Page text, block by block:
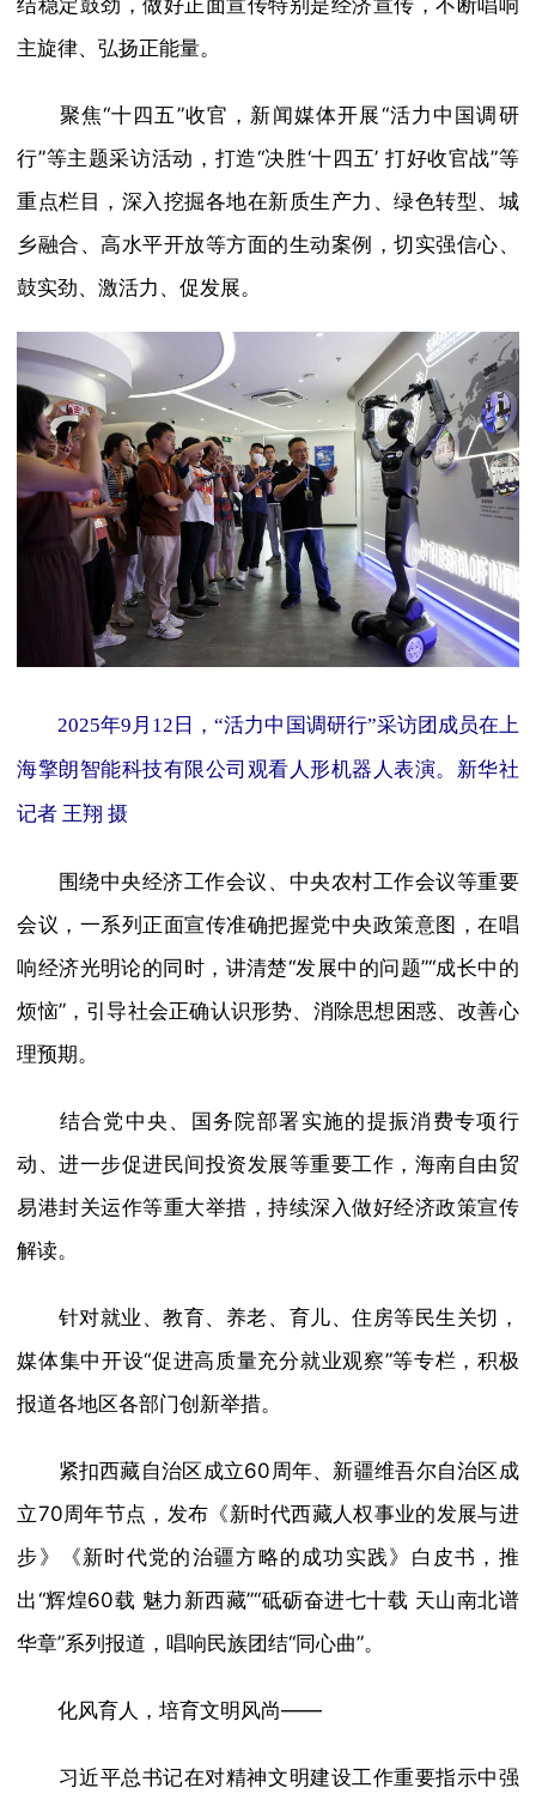
结稳定鼓劲，做好正面宣传特别是经济宣传，不断唱响
主旋律、弘扬正能量。
聚焦“十四五”收官，新闻媒体开展“活力中国调研
行”等主题采访活动，打造“决胜‘十四五’ 打好收官战”等
重点栏目，深入挖掘各地在新质生产力、绿色转型、城
乡融合、高水平开放等方面的生动案例，切实强信心、
鼓实劲、激活力、促发展。
2025年9月12日，“活力中国调研行”采访团成员在上
海擎朗智能科技有限公司观看人形机器人表演。新华社
记者 王翔 摄
围绕中央经济工作会议、中央农村工作会议等重要
会议，一系列正面宣传准确把握党中央政策意图，在唱
响经济光明论的同时，讲清楚“发展中的问题”“成长中的
烦恼”，引导社会正确认识形势、消除思想困惑、改善心
理预期。
结合党中央、国务院部署实施的提振消费专项行
动、进一步促进民间投资发展等重要工作，海南自由贸
易港封关运作等重大举措，持续深入做好经济政策宣传
解读。
针对就业、教育、养老、育儿、住房等民生关切，
媒体集中开设“促进高质量充分就业观察”等专栏，积极
报道各地区各部门创新举措。
紧扣西藏自治区成立60周年、新疆维吾尔自治区成
立70周年节点，发布《新时代西藏人权事业的发展与进
步》《新时代党的治疆方略的成功实践》白皮书，推
出“辉煌60载 魅力新西藏”“砥砺奋进七十载 天山南北谱
华章”系列报道，唱响民族团结“同心曲”。
化风育人，培育文明风尚——
习近平总书记在对精神文明建设工作重要指示中强